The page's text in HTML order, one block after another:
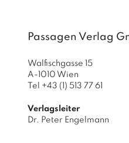
Passagen Verlag
Walfischgasse 15
A-1010 Wien
Tel +43 (1) 513 77 61
Verlagsleiter
Dr. Peter Engelmann